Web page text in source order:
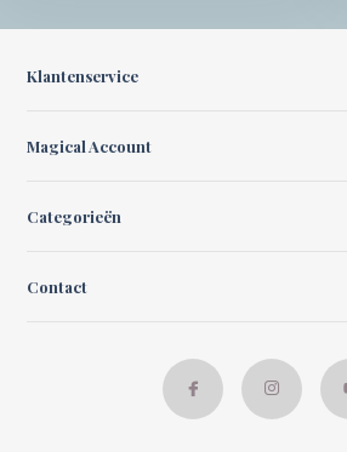
Klantenservice
Magical Account
Categorieën
Contact